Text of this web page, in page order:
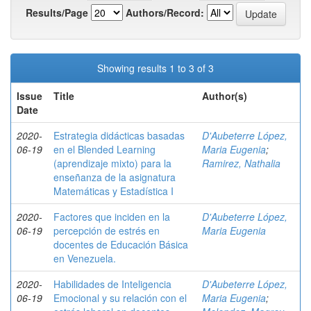
Results/Page
Authors/Record:
Showing results 1 to 3 of 3
Issue
Date
Title Author(s)
2020-
06-19
Estrategia didácticas basadas
en el Blended Learning
(aprendizaje mixto) para la
enseñanza de la asignatura
Matemáticas y Estadística I
D'Aubeterre López,
Maria Eugenia;
Ramirez, Nathalia
2020-
06-19
Factores que inciden en la
percepción de estrés en
docentes de Educación Básica
en Venezuela.
D'Aubeterre López,
Maria Eugenia
2020-
06-19
Habilidades de Inteligencia
Emocional y su relación con el
D'Aubeterre López,
Maria Eugenia;